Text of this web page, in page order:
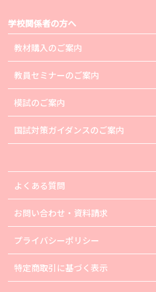
学校関係者の方へ
教材購入のご案内
教員セミナーのご案内
模試のご案内
国試対策ガイダンスのご案内
よくある質問
お問い合わせ・資料請求
プライバシーポリシー
特定商取引に基づく表示